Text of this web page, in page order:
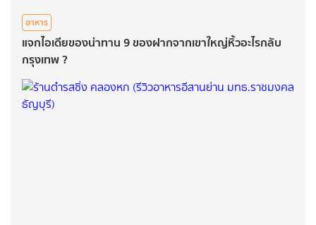
อาหาร
แจกไอเดียของน่าทาน 9 ของฝากจากเขาใหญ่หิ้วอะไรกลับ
กรุงเทพ ?